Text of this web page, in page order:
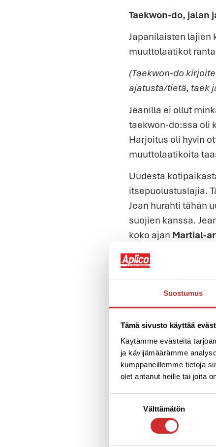
Suostumus
Tämä sivusto käyttää
Käytämme evästeitä
ja kävijämäärämme
kumppaneillemme tietoja
olet antanut heille tai joita
Välttämätön
Taekwon-do, jalan
Japanilaisten lajien
muuttolaatikot
(Taekwon-do
ajatusta/tietä, taek
Jeanilla ei ollut
taekwon-do:ssa oli
Harjoitus oli hyvin
muuttolaatikoita
Uudesta
itsepuolustuslajia.
Jean hurahti tähän
suojien kanssa.
koko ajan Martial-
Jean korostaa, että
Lajissa on tarkka
Saavutukset uralla